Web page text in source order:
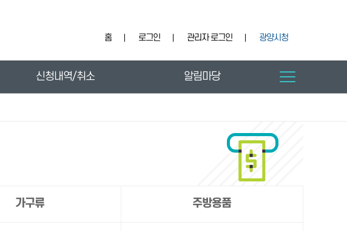
홈 로그인 관리자 로그인 광양시청
신청내역/취소 알림마당
가구류 주방용품